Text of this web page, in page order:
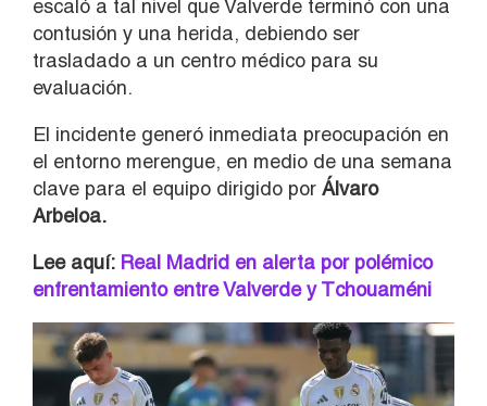
escaló a tal nivel que Valverde terminó con una
contusión y una herida, debiendo ser
trasladado a un centro médico para su
evaluación.
El incidente generó inmediata preocupación en
el entorno merengue, en medio de una semana
clave para el equipo dirigido por Álvaro
Arbeloa.
Lee aquí: Real Madrid en alerta por polémico
enfrentamiento entre Valverde y Tchouaméni